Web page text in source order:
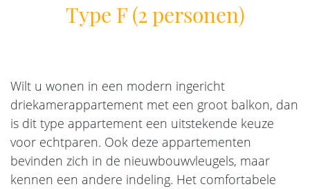
Type F (2 personen)
Wilt u wonen in een modern ingericht
driekamerappartement met een groot balkon, dan
is dit type appartement een uitstekende keuze
voor echtparen. Ook deze appartementen
bevinden zich in de nieuwbouwvleugels, maar
kennen een andere indeling. Het comfortabele